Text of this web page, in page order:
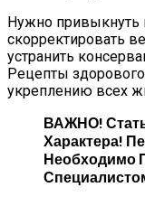
Нужно привыкнуть
скорректировать
устранить
Рецепты
укреплению всех
ВАЖНО!
Характера!
Необходимо